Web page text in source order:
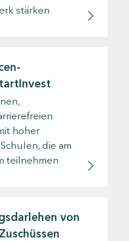
stärken
hoher
die am
teilnehmen
von